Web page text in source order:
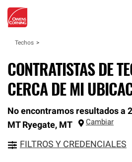
Techos
CONTRATISTAS DE
CERCA DE MI
No encontramos resultados a
MT Ryegate, MT Cambiar
FILTROS Y CREDENCIALES